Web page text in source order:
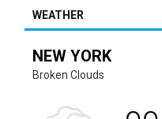
WEATHER
NEW YORK
Broken Clouds